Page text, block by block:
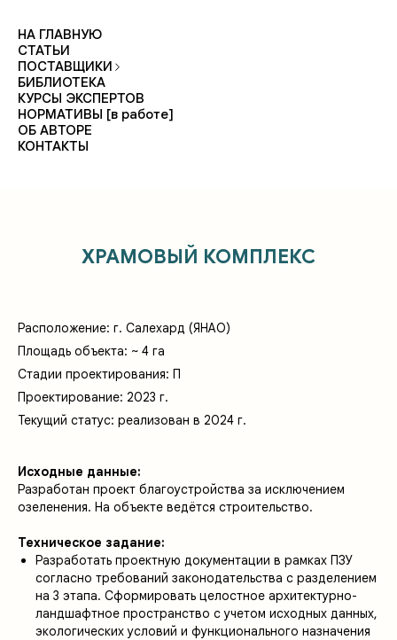
НА ГЛАВНУЮ
СТАТЬИ
ПОСТАВЩИКИ
БИБЛИОТЕКА
КУРСЫ ЭКСПЕРТОВ
НОРМАТИВЫ [в работе]
ОБ АВТОРЕ
КОНТАКТЫ
ХРАМОВЫЙ КОМПЛЕКС
Расположение: г. Салехард (ЯНАО)
Площадь объекта: ~ 4 га
Стадии проектирования: П
Проектирование: 2023 г.
Текущий статус: реализован в 2024 г.
Исходные данные:
Разработан проект благоустройства за исключением
озеленения. На объекте ведётся строительство.
Техническое задание:
Разработать проектную документации в рамках ПЗУ
согласно требований законодательства с разделением
на 3 этапа. Сформировать целостное архитектурно-
ландшафтное пространство с учетом исходных данных,
экологических условий и функционального назначения